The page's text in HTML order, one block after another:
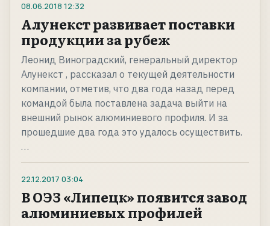
08.06.2018 12:32
Алунекст развивает поставки
продукции за рубеж
Леонид Виноградский, генеральный директор
Алунекст , рассказал о текущей деятельности
компании, отметив, что два года назад перед
командой была поставлена задача выйти на
внешний рынок алюминиевого профиля. И за
прошедшие два года это удалось осуществить.
…
22.12.2017 03:04
В ОЭЗ «Липецк» появится завод
алюминиевых профилей